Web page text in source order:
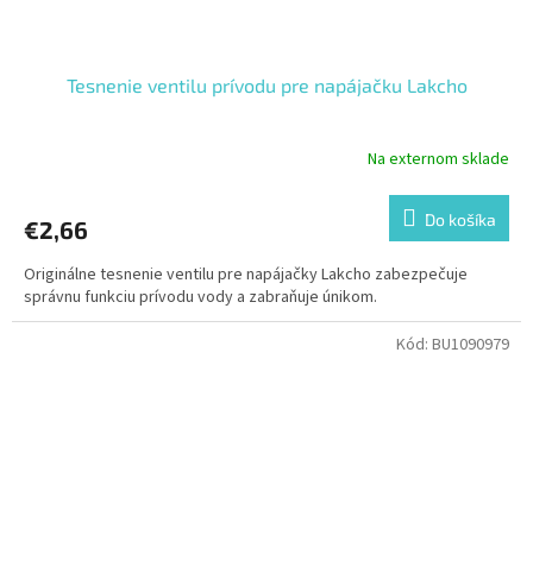
Tesnenie ventilu prívodu pre napájačku Lakcho
Na externom sklade
€2,66 Do košíka
Originálne tesnenie ventilu pre napájačky Lakcho zabezpečuje
správnu funkciu prívodu vody a zabraňuje únikom.
Kód: BU1090979